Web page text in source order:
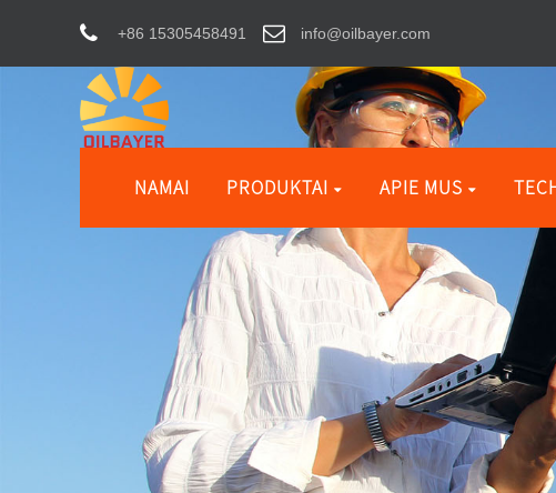
+86 15305458491 info@oilbayer.com
NAMAI PRODUKTAI APIE MUS